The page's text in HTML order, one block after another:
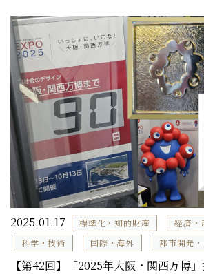
2025.01.17 標準化・知的財産
経済・
科学・技術
国際・海外 都市開発
【第42回】「2025年大阪・関西万博